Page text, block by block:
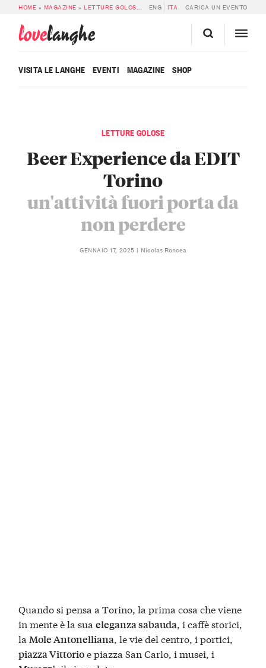
HOME » MAGAZINE »LETTURE GOLOSE » BEER EXPERIENCE DA EDIT
ENG ITA CARICA UN EVENTO
lovelanghe
VISITA LE LANGHE EVENTI MAGAZINE SHOP
LETTURE GOLOSE
Beer Experience da EDIT
Torino
un'attività fuori porta da
non perdere
GENNAIO 17, 2025 Nicolas Roncea
Quando si pensa a Torino, la prima cosa che viene
in mente è la suaeleganza sabauda, i caffè storici,
la Mole Antonelliana, le vie del centro, i portici,
piazza Vittorioe piazza San Carlo, i musei, i